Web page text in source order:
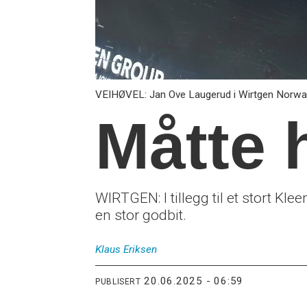
VEIHØVEL: Jan Ove Laugerud i Wirtgen
Måtte
WIRTGEN: I tillegg til et stort
en stor godbit.
Klaus Eriksen
PUBLISERT 20.06.2025 - 06:59